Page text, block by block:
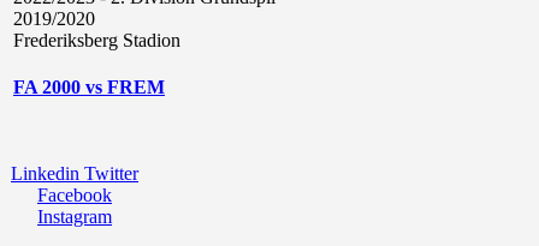
2019/2020
Frederiksberg Stadion
FA 2000 vs FREM
Linkedin Twitter
Facebook
Instagram